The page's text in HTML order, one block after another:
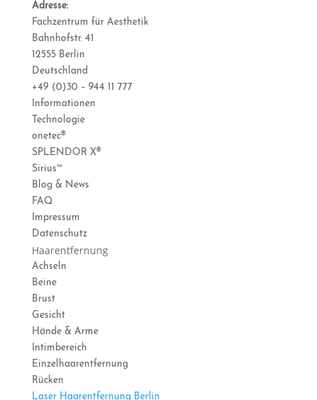
Fachzentrum für Ästhetik
Adresse:
Fachzentrum für Aesthetik
Bahnhofstr. 41
12555 Berlin
Deutschland
+49 (0)30 – 944 11 777
Informationen
Technologie
onetec®
SPLENDOR X®
Sirius™
Blog & News
FAQ
Impressum
Datenschutz
Haarentfernung
Achseln
Beine
Brust
Gesicht
Hände & Arme
Intimbereich
Einzelhaarentfernung
Rücken
Laser Haarentfernung Berlin